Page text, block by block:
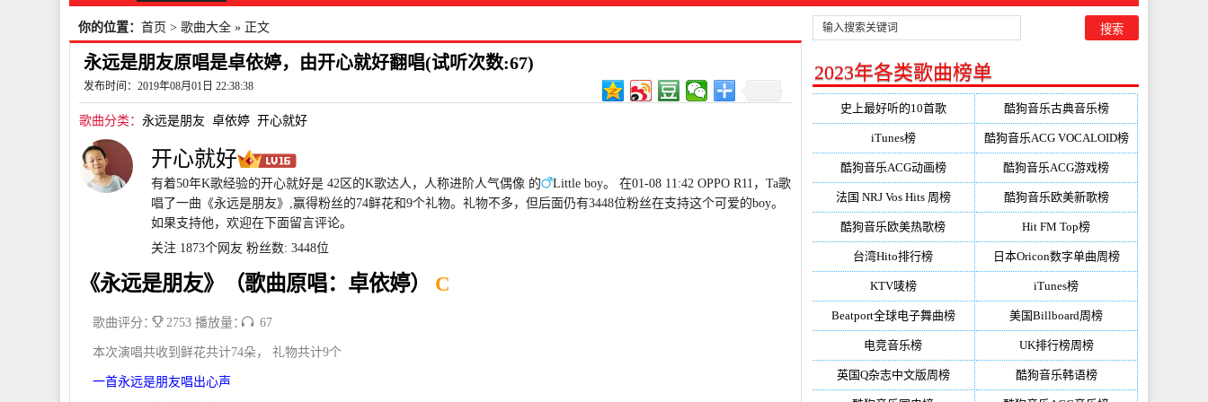
你的位置： 首页 > 歌曲大全 » 正文
永远是朋友原唱是卓依婷，由开心就好翻唱(试听次数:67)
发布时间：2019年08月01日 22:38:38
歌曲分类： 永远是朋友 卓依婷 开心就好
开心就好
有着50年K歌经验的开心就好是 42区的K歌达人，人称进阶人气偶像 的
Little boy。 在01-08 11:42 OPPO R11，Ta歌
唱了一曲《永远是朋友》,赢得粉丝的74鲜花和9个礼物。礼物不多，但后面仍有3448位粉丝在支持这个可爱的boy。
如果支持他，欢迎在下面留言评论。
关注 1873个网友 粉丝数: 3448位
《永远是朋友》（歌曲原唱：卓依婷） C
歌曲评分： 2753 播放量： 67
本次演唱共收到鲜花共计74朵， 礼物共计9个
一首永远是朋友唱出心声
2023年各类歌曲榜单
史上最好听的10首歌 酷狗音乐古典音乐榜
iTunes榜 酷狗音乐ACG VOCALOID榜
酷狗音乐ACG动画榜 酷狗音乐ACG游戏榜
法国 NRJ Vos Hits 周榜 酷狗音乐欧美新歌榜
酷狗音乐欧美热歌榜 Hit FM Top榜
台湾Hito排行榜 日本Oricon数字单曲周榜
KTV唛榜 iTunes榜
Beatport全球电子舞曲榜 美国Billboard周榜
电竞音乐榜 UK排行榜周榜
英国Q杂志中文版周榜 酷狗音乐韩语榜